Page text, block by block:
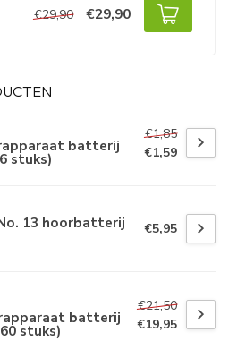
€29,90 €29,90
batterij
stuks)
€1,85
€1,59
13 hoorbatterij €5,95
batterij
stuks)
€21,50
€19,95